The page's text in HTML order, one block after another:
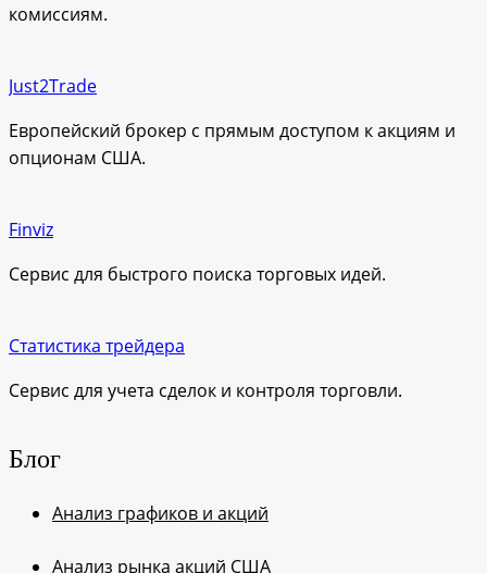
комиссиям.
Just2Trade
Европейский брокер с прямым доступом к акциям и
опционам США.
Finviz
Сервис для быстрого поиска торговых идей.
Статистика трейдера
Сервис для учета сделок и контроля торговли.
Блог
Анализ графиков и акций
Анализ рынка акций США